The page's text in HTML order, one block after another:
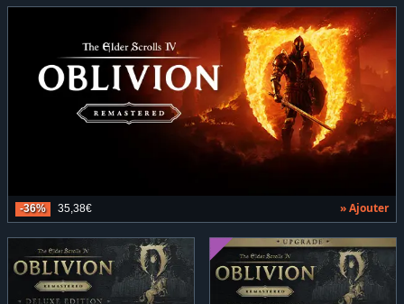
-36% 35,38€ » Ajouter